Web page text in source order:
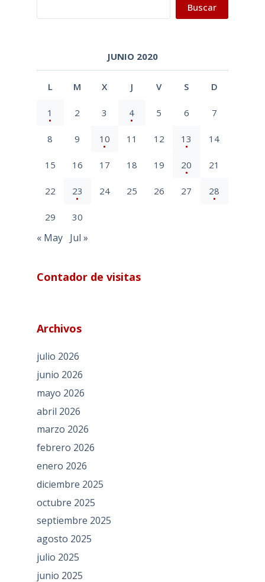
Buscar
JUNIO 2020
L M X J V S D
1 2 3 4 5 6 7
8 9 10 11 12 13 14
15 16 17 18 19 20 21
22 23 24 25 26 27 28
29 30
« May Jul »
Contador de visitas
Archivos
julio 2026
junio 2026
mayo 2026
abril 2026
marzo 2026
febrero 2026
enero 2026
diciembre 2025
octubre 2025
septiembre 2025
agosto 2025
julio 2025
junio 2025